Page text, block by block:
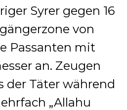
Syrer gegen 16
von
Passanten mit
an. Zeugen
der Täter während
„Allahu